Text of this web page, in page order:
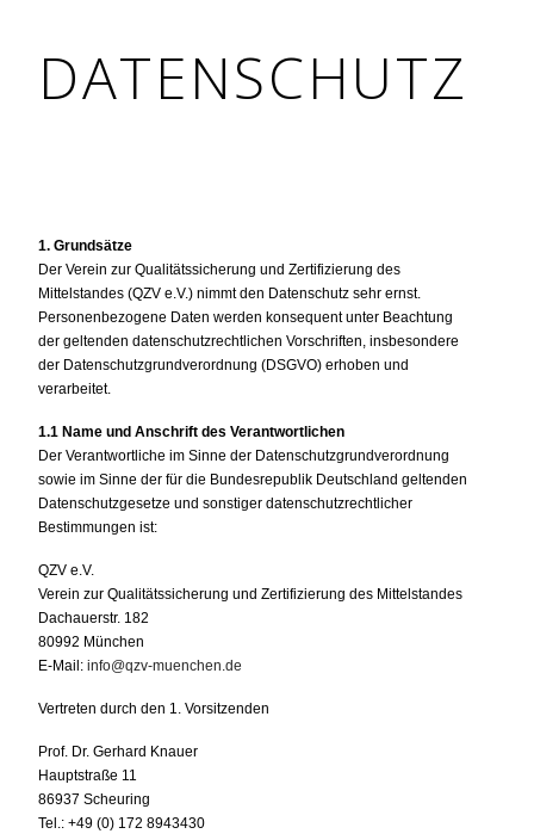
DATENSCHUTZ
1. Grundsätze
Der Verein zur Qualitätssicherung und Zertifizierung des
Mittelstandes (QZV e.V.) nimmt den Datenschutz sehr ernst.
Personenbezogene Daten werden konsequent unter Beachtung
der geltenden datenschutzrechtlichen Vorschriften, insbesondere
der Datenschutzgrundverordnung (DSGVO) erhoben und
verarbeitet.
1.1 Name und Anschrift des Verantwortlichen
Der Verantwortliche im Sinne der Datenschutzgrundverordnung
sowie im Sinne der für die Bundesrepublik Deutschland geltenden
Datenschutzgesetze und sonstiger datenschutzrechtlicher
Bestimmungen ist:
QZV e.V.
Verein zur Qualitätssicherung und Zertifizierung des Mittelstandes
Dachauerstr. 182
80992 München
E-Mail: info@qzv-muenchen.de
Vertreten durch den 1. Vorsitzenden
Prof. Dr. Gerhard Knauer
Hauptstraße 11
86937 Scheuring
Tel.: +49 (0) 172 8943430